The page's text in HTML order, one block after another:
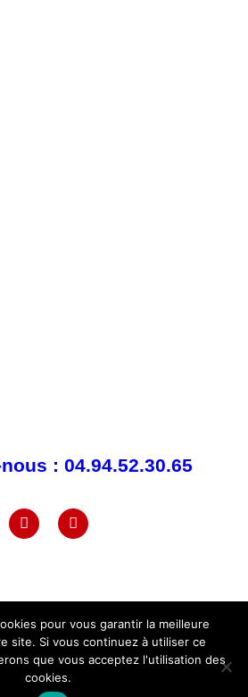
: 04.94.52.30.65
Quad N’Bike|Mentions légales |
générales de vente
pour vous garantir la meilleure
site. Si vous continuez à utiliser ce
que vous acceptez l'utilisation des
cookies.